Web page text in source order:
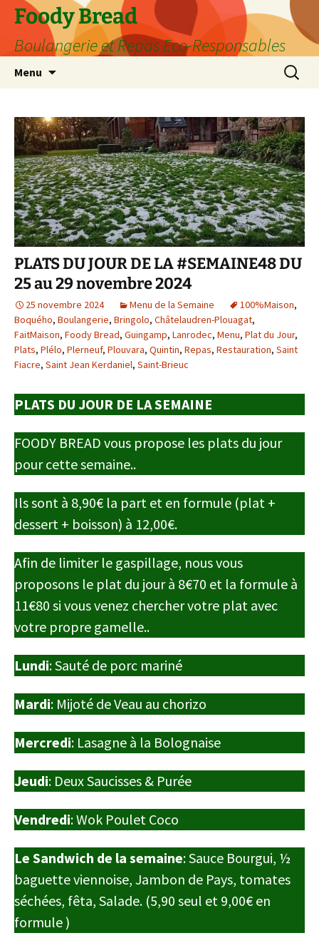
Aller
contenu
Foody Bread
Boulangerie et Repas Eco-Responsables
Menu
PLATS DU JOUR DE LA #SEMAINE48 DU
25 au 29 novembre 2024
25 novembre 2024 Menu de la Semaine 100%Maison,
Boquého, Boulangerie, Bringolo, Châtelaudren-Plouagat,
FaitMaison, Foody Bread, Guingamp, Lanrodec, Menu, Plat du Jour,
Plats, Plélo, Plerneuf, Plouvara, Quintin, Repas, Restauration, Saint
Fiacre, Saint Jean Kerdaniel, Saint-Brieuc
PLATS DU JOUR DE LA SEMAINE
FOODY BREAD vous propose les plats du jour
pour cette semaine..
Ils sont à 8,90€ la part et en formule (plat +
dessert + boisson) à 12,00€.
Afin de limiter le gaspillage, nous vous
proposons le plat du jour à 8€70 et la formule à
11€80 si vous venez chercher votre plat avec
votre propre gamelle..
Lundi: Sauté de porc mariné
Mardi: Mijoté de Veau au chorizo
Mercredi: Lasagne à la Bolognaise
Jeudi: Deux Saucisses & Purée
Vendredi: Wok Poulet Coco
Le Sandwich de la semaine: Sauce Bourgui, ½
baguette viennoise, Jambon de Pays, tomates
séchées, fêta, Salade. (5,90 seul et 9,00€ en
formule )